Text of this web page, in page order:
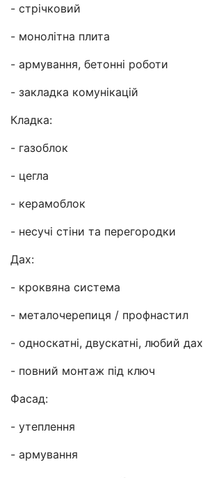
- стрічковий
- монолітна плита
- армування, бетонні роботи
- закладка комунікацій
Кладка:
- газоблок
- цегла
- керамоблок
- несучі стіни та перегородки
Дах:
- кроквяна система
- металочерепиця / профнастил
- односкатні, двускатні, любий дах
- повний монтаж під ключ
Фасад:
- утеплення
- армування